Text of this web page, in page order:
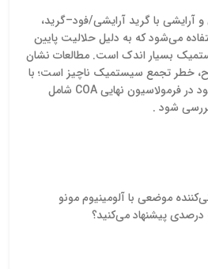
و
آرایشی با گرید آرایشی/فود–گرید،
(≤1٪) استفاده می‌شود که به دلیل حلالیت پایین
بسیار اندک است. مطالعات نشان
خطر تجمع سیستمیک ناچیز است؛ با
این حال توصیه می‌شود در فرمولاسیون نهایی COA شامل
شود .
موضعی با آلومینیوم مونو
درصدی پیشنهاد می‌کنید؟